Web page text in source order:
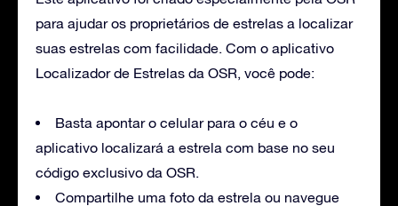
para ajudar os proprietários de estrelas a localizar
suas estrelas com facilidade. Com o aplicativo
Localizador de Estrelas da OSR, você pode:
Basta apontar o celular para o céu e o
aplicativo localizará a estrela com base no seu
código exclusivo da OSR.
Compartilhe uma foto da estrela ou navegue